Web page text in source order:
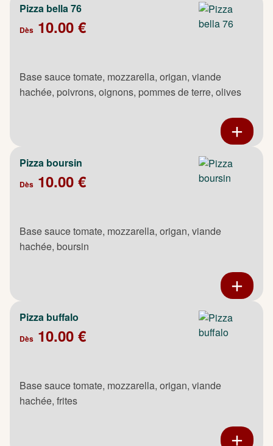
Pizza bella 76
Dès 10.00 €
Base sauce tomate, mozzarella, origan, viande
hachée, poivrons, oignons, pommes de terre, olives
Pizza boursin
Dès 10.00 €
Base sauce tomate, mozzarella, origan, viande
hachée, boursin
Pizza buffalo
Dès 10.00 €
Base sauce tomate, mozzarella, origan, viande
hachée, frites